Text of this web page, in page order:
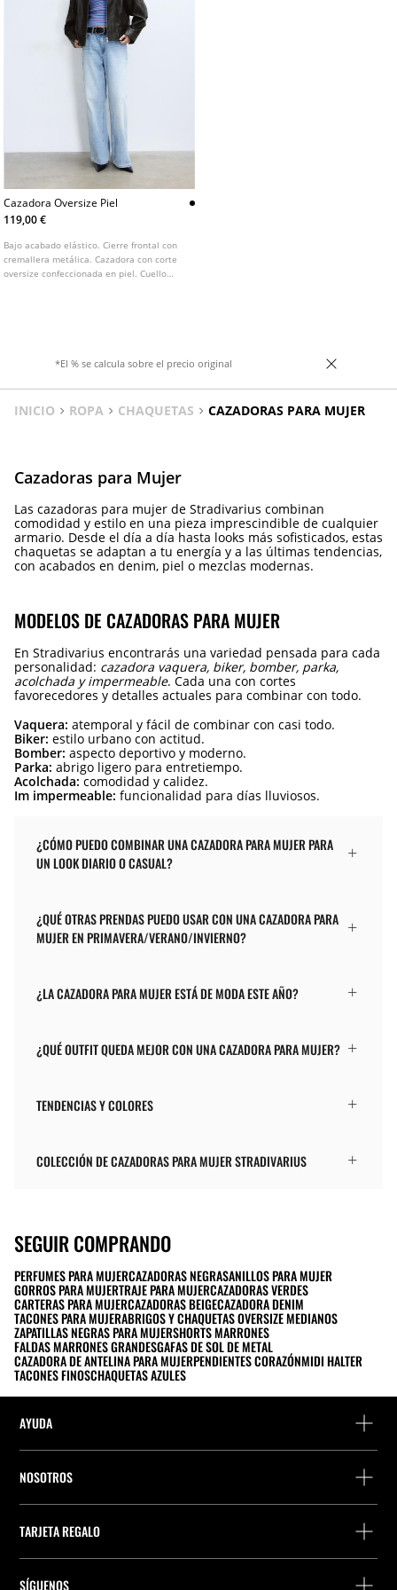
Cazadora Oversize Piel
119,00 €
Bajo acabado elástico. Cierre frontal con
cremallera metálica. Cazadora con corte
oversize confeccionada en piel. Cuello
*El % se calcula sobre el precio original
INICIO ROPA CHAQUETAS CAZADORAS PARA MUJER
Cazadoras para Mujer
Las cazadoras para mujer de Stradivarius combinan
comodidad y estilo en una pieza imprescindible de cualquier
armario. Desde el día a día hasta looks más sofisticados, estas
chaquetas se adaptan a tu energía y a las últimas tendencias,
con acabados en denim, piel o mezclas modernas.
MODELOS DE CAZADORAS PARA MUJER
En Stradivarius encontrarás una variedad pensada para cada
personalidad: cazadora vaquera, biker, bomber, parka,
acolchada y impermeable. Cada una con cortes
favorecedores y detalles actuales para combinar con todo.
Vaquera: atemporal y fácil de combinar con casi todo.
Biker: estilo urbano con actitud.
Bomber: aspecto deportivo y moderno.
Parka: abrigo ligero para entretiempo.
Acolchada: comodidad y calidez.
Im impermeable: funcionalidad para días lluviosos.
¿CÓMO PUEDO COMBINAR UNA CAZADORA PARA MUJER PARA
UN LOOK DIARIO O CASUAL?
¿QUÉ OTRAS PRENDAS PUEDO USAR CON UNA CAZADORA PARA
MUJER EN PRIMAVERA/VERANO/INVIERNO?
¿LA CAZADORA PARA MUJER ESTÁ DE MODA ESTE AÑO?
¿QUÉ OUTFIT QUEDA MEJOR CON UNA CAZADORA PARA MUJER?
TENDENCIAS Y COLORES
COLECCIÓN DE CAZADORAS PARA MUJER STRADIVARIUS
SEGUIR COMPRANDO
PERFUMES PARA MUJERCAZADORAS NEGRASANILLOS PARA MUJER
GORROS PARA MUJERTRAJE PARA MUJERCAZADORAS VERDES
CARTERAS PARA MUJERCAZADORAS BEIGECAZADORA DENIM
TACONES PARA MUJERABRIGOS Y CHAQUETAS OVERSIZE MEDIANOS
ZAPATILLAS NEGRAS PARA MUJERSHORTS MARRONES
FALDAS MARRONES GRANDESGAFAS DE SOL DE METAL
CAZADORA DE ANTELINA PARA MUJERPENDIENTES CORAZÓNMIDI HALTER
TACONES FINOSCHAQUETAS AZULES
AYUDA
Detalle precio perfumes
Encuentra tu ticket
NOSOTROS
Empresa
TARJETA REGALO
SÍGUENOS